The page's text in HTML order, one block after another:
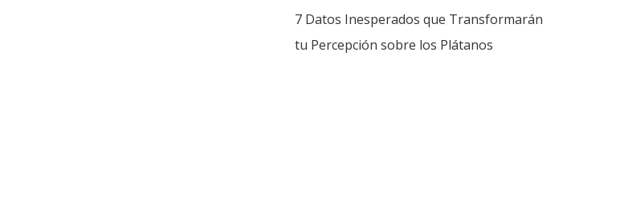
7 Datos Inesperados que Transformarán
tu Percepción sobre los Plátanos